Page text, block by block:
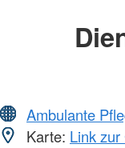
Ambulante
Karte: Link